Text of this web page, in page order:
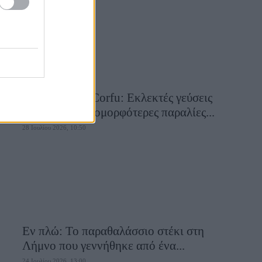
Aiolia Avlaki Corfu: Εκλεκτές γεύσεις
σε μία από τις ομορφότερες παραλίες...
28 Ιουλίου 2026, 10:50
Εν πλώ: Το παραθαλάσσιο στέκι στη
Λήμνο που γεννήθηκε από ένα...